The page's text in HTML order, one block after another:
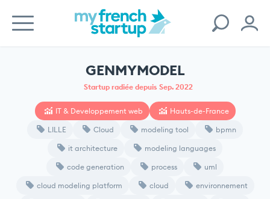
GENMYMODEL
Startup radiée depuis Sep. 2022
IT & Developpement web Hauts-de-France
LILLE Cloud modeling tool bpmn
it architecture modeling languages
code generation process uml
cloud modeling platform cloud environnement